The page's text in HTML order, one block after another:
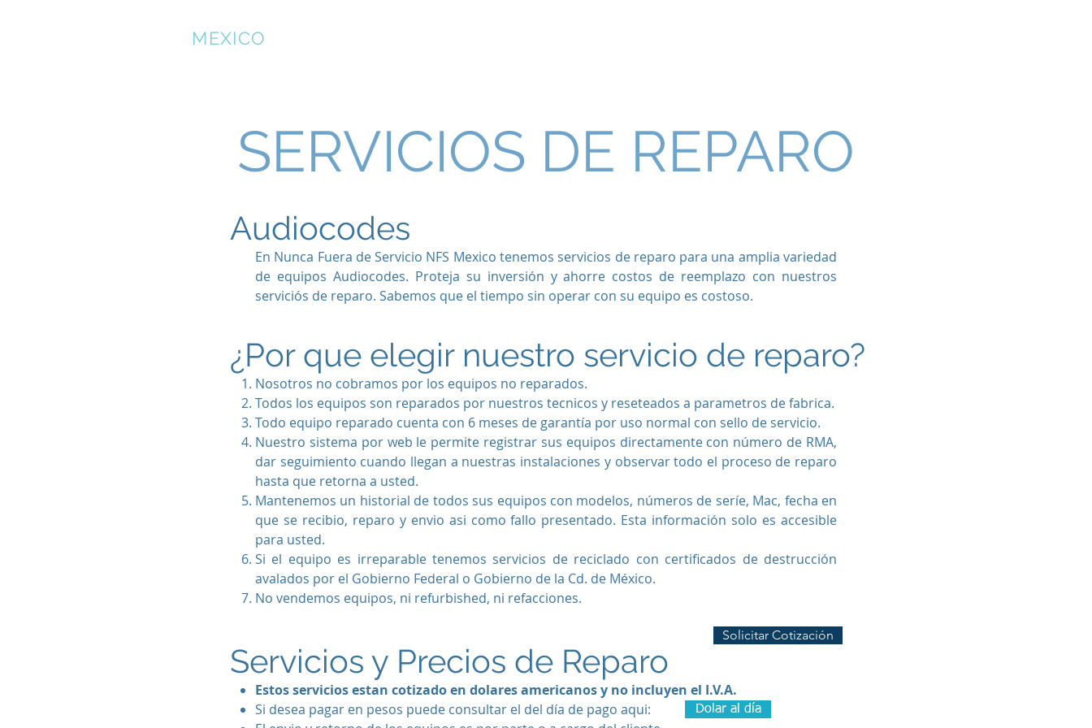
MEXICO
SERVICIOS DE REPARO
Audiocodes
En Nunca Fuera de Servicio NFS Mexico tenemos servicios de reparo para una amplia variedad
de equipos Audiocodes. Proteja su inversión y ahorre costos de reemplazo con nuestros
serviciós de reparo. Sabemos que el tiempo sin operar con su equipo es costoso.
¿Por que elegir nuestro servicio de reparo?
Nosotros no cobramos por los equipos no reparados.
Todos los equipos son reparados por nuestros tecnicos y reseteados a parametros de fabrica.
Todo equipo reparado cuenta con 6 meses de garantía por uso normal con sello de servicio.
Nuestro sistema por web le permite registrar sus equipos directamente con número de RMA,
dar seguimiento cuando llegan a nuestras instalaciones y observar todo el proceso de reparo
hasta que retorna a usted.
Mantenemos un historial de todos sus equipos con modelos, números de seríe, Mac, fecha en
que se recibio, reparo y envio asi como fallo presentado. Esta información solo es accesible
para usted.
Si el equipo es irreparable tenemos servicios de reciclado con certificados de destrucción
avalados por el Gobierno Federal o Gobierno de la Cd. de México.
No vendemos equipos, ni refurbished, ni refacciones.
Servicios y Precios de Reparo
Solicitar Cotización
Estos servicios estan cotizado en dolares americanos y no incluyen el I.V.A.
Si desea pagar en pesos puede consultar el del día de pago aqui:
Dolar al día